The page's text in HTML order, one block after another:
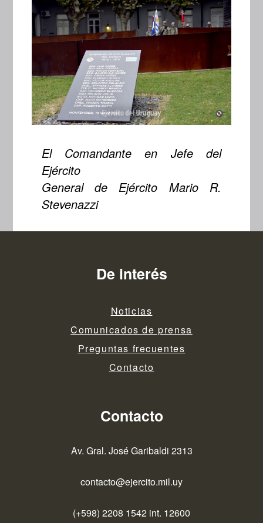
El Comandante en Jefe del
Ejército
General de Ejército Mario R.
Stevenazzi
De interés
Noticias
Comunicados de prensa
Preguntas frecuentes
Contacto
Contacto
Av. Gral. José Garibaldi 2313
contacto@ejercito.mil.uy
(+598) 2208 1542 int. 12600